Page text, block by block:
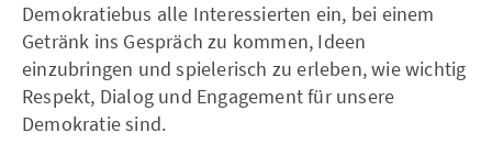
Demokratiebus alle Interessierten ein, bei einem
Getränk ins Gespräch zu kommen, Ideen
einzubringen und spielerisch zu erleben, wie wichtig
Respekt, Dialog und Engagement für unsere
Demokratie sind.